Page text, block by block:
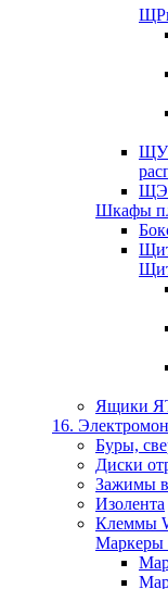
ЩУ
ЩЭ
Шкафы
Ящики
16.
Буры,
Диски
Зажимы
Изолента
Клеммы
Маркеры